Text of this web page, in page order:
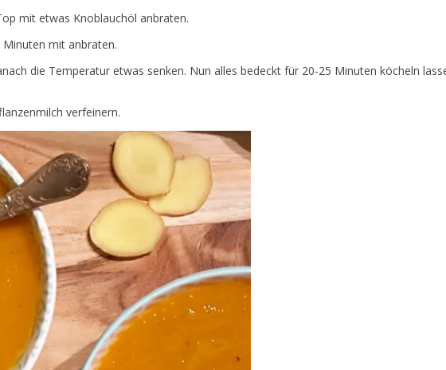
mit etwas Knoblauchöl anbraten.
Minuten mit anbraten.
die Temperatur etwas senken. Nun alles bedeckt für 20-25 Minuten köcheln
verfeinern.